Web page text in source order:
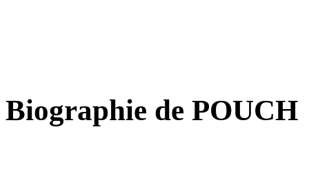
Biographie de POUCH